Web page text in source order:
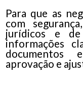
Para que as
com
jurídicos e
informações
documentos
aprovação e